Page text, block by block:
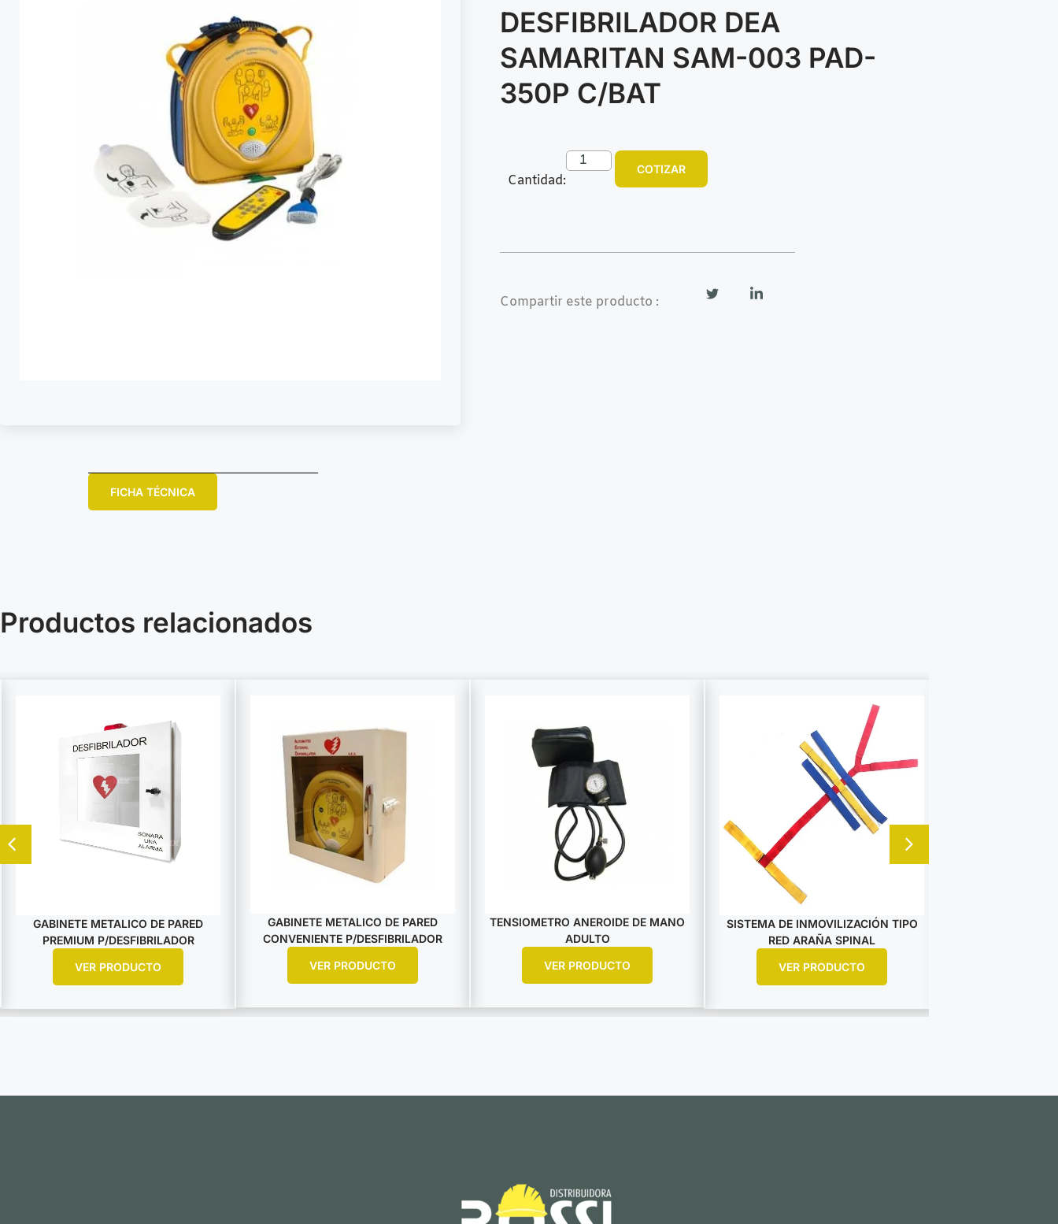
DESFIBRILADOR DEA
SAMARITAN SAM-003 PAD-
350P C/BAT
Cantidad:
COTIZAR
Compartir este producto :
FICHA TÉCNICA
Productos relacionados
GABINETE METALICO DE PARED
PREMIUM P/DESFIBRILADOR
VER PRODUCTO
GABINETE METALICO DE PARED
CONVENIENTE P/DESFIBRILADOR
VER PRODUCTO
TENSIOMETRO ANEROIDE DE MANO
ADULTO
VER PRODUCTO
SISTEMA DE INMOVILIZACIÓN TIPO
RED ARAÑA SPINAL
VER PRODUCTO